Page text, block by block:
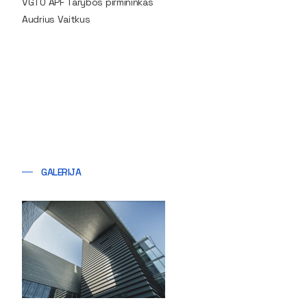
Audrius Vaitkus
GALERIJA